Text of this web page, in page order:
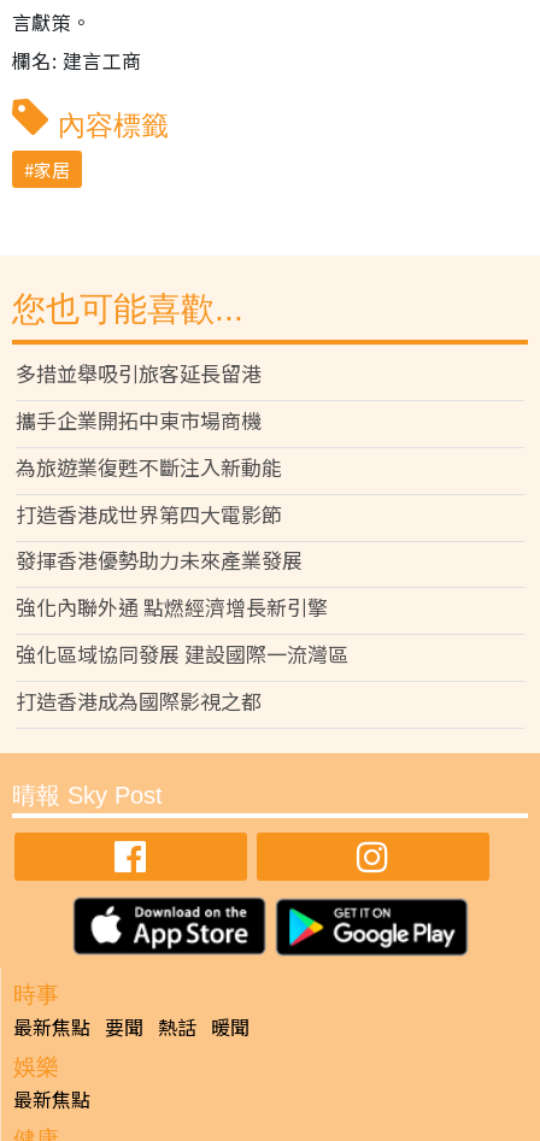
言獻策。
欄名: 建言工商
內容標籤
家居
您也可能喜歡...
多措並舉吸引旅客延長留港
攜手企業開拓中東市場商機
為旅遊業復甦不斷注入新動能
打造香港成世界第四大電影節
發揮香港優勢助力未來產業發展
強化內聯外通 點燃經濟增長新引擎
強化區域協同發展 建設國際一流灣區
打造香港成為國際影視之都
晴報 Sky Post
時事
最新焦點 要聞 熱話 暖聞
娛樂
最新焦點